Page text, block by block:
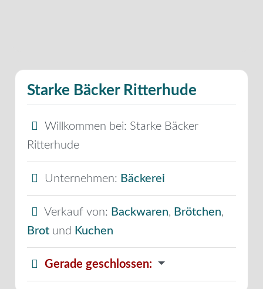
Starke Bäcker Ritterhude
Willkommen bei: Starke Bäcker
Ritterhude
Unternehmen: Bäckerei
Verkauf von: Backwaren, Brötchen,
Brot und Kuchen
Gerade geschlossen: